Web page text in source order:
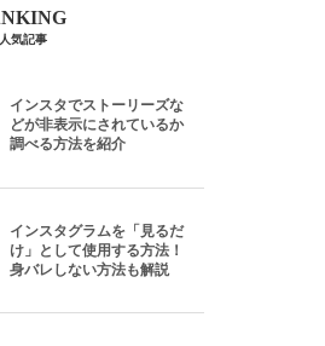
人気記事
インスタでストーリーズな
どが非表示にされているか
調べる方法を紹介
インスタグラムを「見るだ
け」として使用する方法！
身バレしない方法も解説